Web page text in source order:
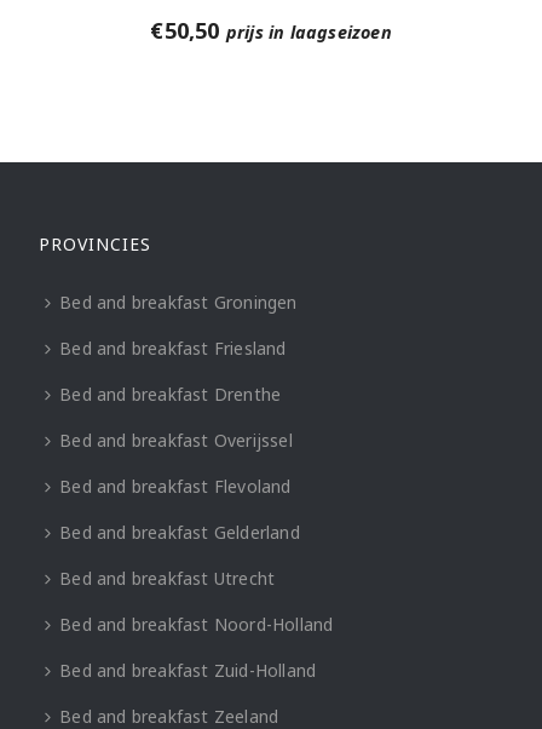
€50,50 prijs in laagseizoen
PROVINCIES
Bed and breakfast Groningen
Bed and breakfast Friesland
Bed and breakfast Drenthe
Bed and breakfast Overijssel
Bed and breakfast Flevoland
Bed and breakfast Gelderland
Bed and breakfast Utrecht
Bed and breakfast Noord-Holland
Bed and breakfast Zuid-Holland
Bed and breakfast Zeeland